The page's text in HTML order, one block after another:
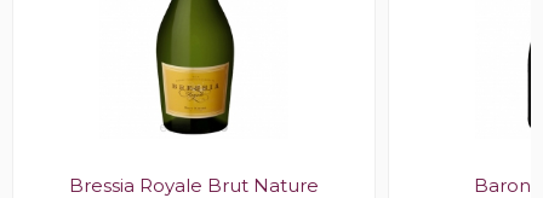
Bressia Royale Brut Nature Baron